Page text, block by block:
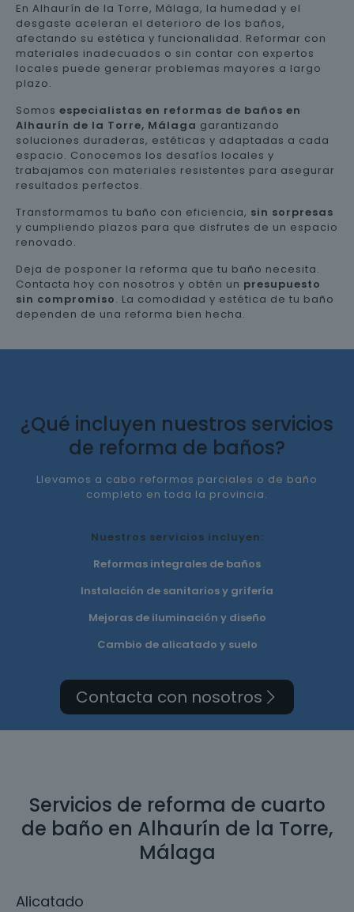
En Alhaurín de la Torre, Málaga, la humedad y el
desgaste aceleran el deterioro de los baños,
afectando su estética y funcionalidad. Reformar con
materiales inadecuados o sin contar con expertos
locales puede generar problemas mayores a largo
plazo.
Somos especialistas en reformas de baños en
Alhaurín de la Torre, Málaga garantizando
soluciones duraderas, estéticas y adaptadas a cada
espacio. Conocemos los desafíos locales y
trabajamos con materiales resistentes para asegurar
resultados perfectos.
Transformamos tu baño con eficiencia, sin sorpresas
y cumpliendo plazos para que disfrutes de un espacio
renovado.
Deja de posponer la reforma que tu baño necesita.
Contacta hoy con nosotros y obtén un presupuesto
sin compromiso. La comodidad y estética de tu baño
dependen de una reforma bien hecha.
¿Qué incluyen nuestros servicios
de reforma de baños?
Llevamos a cabo reformas parciales o de baño
completo en toda la provincia.
Nuestros servicios incluyen:
Reformas integrales de baños
Instalación de sanitarios y grifería
Mejoras de iluminación y diseño
Cambio de alicatado y suelo
Contacta con nosotros
Servicios de reforma de cuarto
de baño en Alhaurín de la Torre,
Málaga
Alicatado